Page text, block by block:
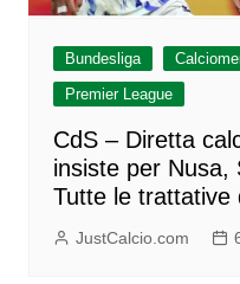
Bundesliga
Premier League
CdS – Diretta
insiste per Nusa,
Tutte le trattative
JustCalcio.com